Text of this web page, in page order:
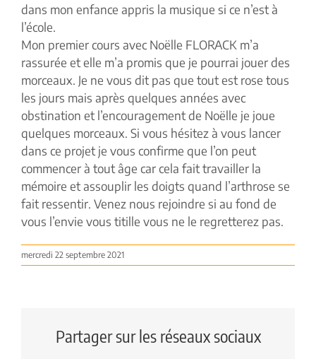
dans mon enfance appris la musique si ce n’est à
l’école.
Mon premier cours avec Noëlle FLORACK m’a
rassurée et elle m’a promis que je pourrai jouer des
morceaux. Je ne vous dit pas que tout est rose tous
les jours mais après quelques années avec
obstination et l’encouragement de Noëlle je joue
quelques morceaux. Si vous hésitez à vous lancer
dans ce projet je vous confirme que l’on peut
commencer à tout âge car cela fait travailler la
mémoire et assouplir les doigts quand l’arthrose se
fait ressentir. Venez nous rejoindre si au fond de
vous l’envie vous titille vous ne le regretterez pas.
mercredi 22 septembre 2021
Partager sur les réseaux sociaux